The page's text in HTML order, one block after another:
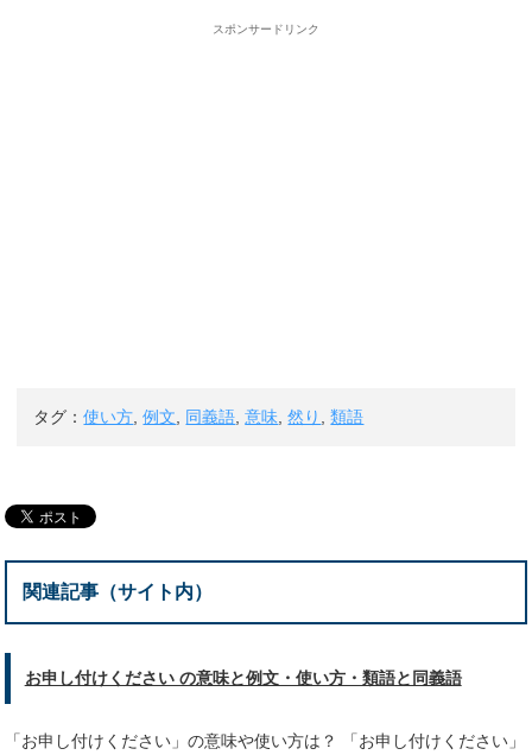
スポンサードリンク
タグ：使い方,例文, 同義語,意味,然り ,類語
関連記事（サイト内）
お申し付けください の意味と例文・使い方・類語と同義語
「お申し付けください」の意味や使い方は？ 「お申し付けください」